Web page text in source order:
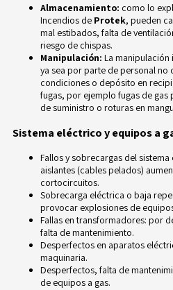
Almacenamiento: como lo
Incendios de Protek, pueden
mal estibados, falta de
riesgo de chispas.
Manipulación: La
ya sea por parte de personal
condiciones o depósito en
fugas, por ejemplo fugas de
de suministro o roturas en
Sistema eléctrico y equipos a
Fallos y sobrecargas del
aislantes (cables pelados)
cortocircuitos.
Sobrecarga eléctrica o baja
provocar explosiones de
Fallas en transformadores: por
falta de mantenimiento.
Desperfectos en aparatos
maquinaria.
Desperfectos, falta de
de equipos a gas.